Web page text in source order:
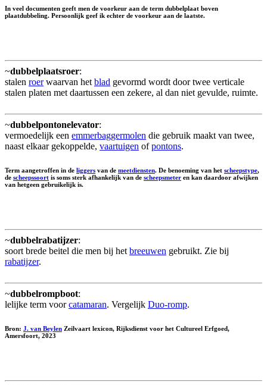
In veel documenten geeft men de voorkeur aan de term dubbelplaat boven
plaatdubbeling. Persoonlijk geef ik echter de voorkeur aan de laatste.
~dubbelplaatsroer:
stalen roerwaarvan het blad gevormd wordt door twee verticale
stalen platen met daartussen een zekere, al dan niet gevulde, ruimte.
~dubbelpontonelevator:
vermoedelijk een emmerbaggermolen die gebruik maakt van twee,
naast elkaar gekoppelde, vaartuigen ofpontons.
Term aangetroffen in de liggers van de meetdiensten. De benoeming van het scheepstype,
de scheepssoort is soms sterk afhankelijk van de scheepsmeter en kan daardoor afwijken
van hetgeen gebruikelijk is.
~dubbelrabatijzer:
soort brede beitel die men bij het breeuwen gebruikt. Zie bij
rabatijzer.
~dubbelrompboot:
lelijke term voorcatamaran. Vergelijk Duo-romp.
Bron: J. van Beylen Zeilvaart lexicon, Rijksdienst voor het Cultureel Erfgoed,
Amersfoort, 2023